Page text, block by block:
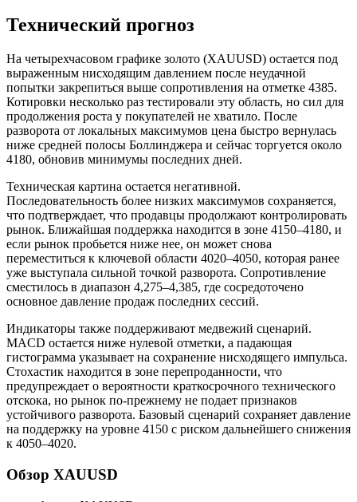
Технический прогноз
На четырехчасовом графике золото (XAUUSD) остается под
выраженным нисходящим давлением после неудачной
попытки закрепиться выше сопротивления на отметке 4385.
Котировки несколько раз тестировали эту область, но сил для
продолжения роста у покупателей не хватило. После
разворота от локальных максимумов цена быстро вернулась
ниже средней полосы Боллинджера и сейчас торгуется около
4180, обновив минимумы последних дней.
Техническая картина остается негативной.
Последовательность более низких максимумов сохраняется,
что подтверждает, что продавцы продолжают контролировать
рынок. Ближайшая поддержка находится в зоне 4150–4180, и
если рынок пробьется ниже нее, он может снова
переместиться к ключевой области 4020–4050, которая ранее
уже выступала сильной точкой разворота. Сопротивление
сместилось в диапазон 4,275–4,385, где сосредоточено
основное давление продаж последних сессий.
Индикаторы также поддерживают медвежий сценарий.
MACD остается ниже нулевой отметки, а падающая
гистограмма указывает на сохранение нисходящего импульса.
Стохастик находится в зоне перепроданности, что
предупреждает о вероятности краткосрочного технического
отскока, но рынок по-прежнему не подает признаков
устойчивого разворота. Базовый сценарий сохраняет давление
на поддержку на уровне 4150 с риском дальнейшего снижения
к 4050–4020.
Обзор XAUUSD